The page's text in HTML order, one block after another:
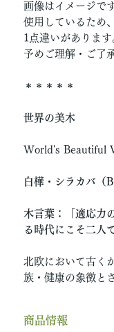
画像はイメージで
使用しているため
1点違いがあります
予めご理解・ご了
＊＊＊＊＊
世界の美木
World's Beautiful
白樺・シラカバ（
木言葉：「適応力
る時代にこそ二人
北欧において古く
族・健康の象徴と
商品情報